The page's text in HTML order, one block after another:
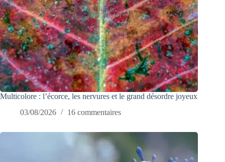
Multicolore : l’écorce, les nervures et le grand désordre joyeux
03/08/2026
16 commentaires